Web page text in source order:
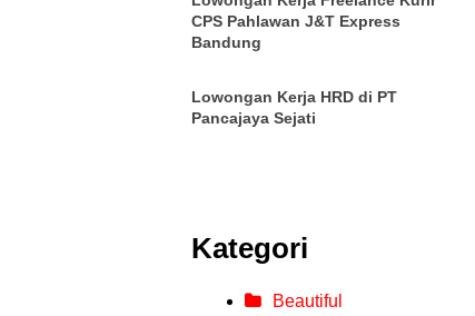
CPS Pahlawan J&T Express
Bandung
Lowongan Kerja HRD di PT
Pancajaya Sejati
Kategori
Beautiful